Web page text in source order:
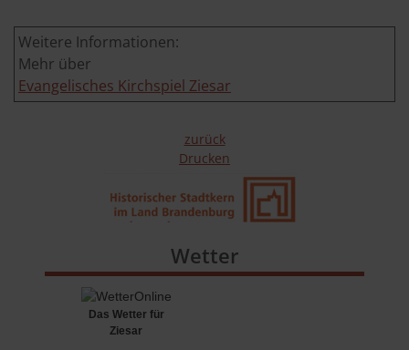
Weitere Informationen:
Mehr über
Evangelisches Kirchspiel Ziesar
zurück
Drucken
Wetter
Das Wetter für
Ziesar